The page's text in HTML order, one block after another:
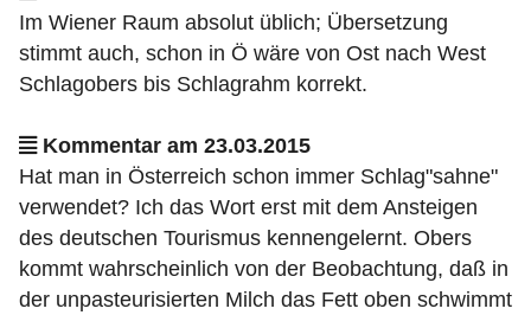
Im Wiener Raum absolut üblich; Übersetzung
stimmt auch, schon in Ö wäre von Ost nach West
Schlagobers bis Schlagrahm korrekt.
Kommentar am 23.03.2015
Hat man in Österreich schon immer Schlag"sahne"
verwendet? Ich das Wort erst mit dem Ansteigen
des deutschen Tourismus kennengelernt. Obers
kommt wahrscheinlich von der Beobachtung, daß in
der unpasteurisierten Milch das Fett oben schwimmt